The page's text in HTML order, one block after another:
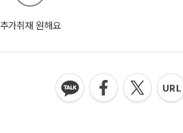
추가취재 원해요